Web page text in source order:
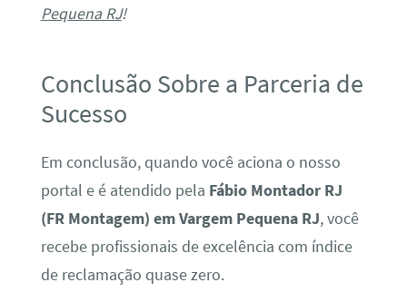
Pequena RJ!
Conclusão Sobre a Parceria de
Sucesso
Em conclusão, quando você aciona o nosso
portal e é atendido pela Fábio Montador RJ
(FR Montagem) em Vargem Pequena RJ, você
recebe profissionais de excelência com índice
de reclamação quase zero.